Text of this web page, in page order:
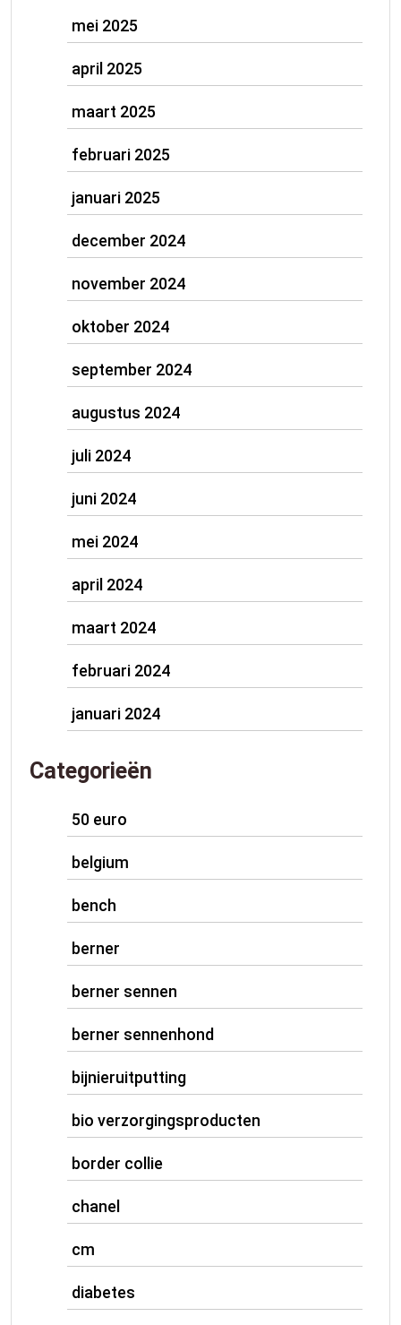
mei 2025
april 2025
maart 2025
februari 2025
januari 2025
december 2024
november 2024
oktober 2024
september 2024
augustus 2024
juli 2024
juni 2024
mei 2024
april 2024
maart 2024
februari 2024
januari 2024
Categorieën
50 euro
belgium
bench
berner
berner sennen
berner sennenhond
bijnieruitputting
bio verzorgingsproducten
border collie
chanel
cm
diabetes